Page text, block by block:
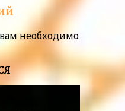
необходимо